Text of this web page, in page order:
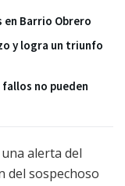
en Barrio Obrero
y logra un triunfo
no pueden
alerta del
del sospechoso